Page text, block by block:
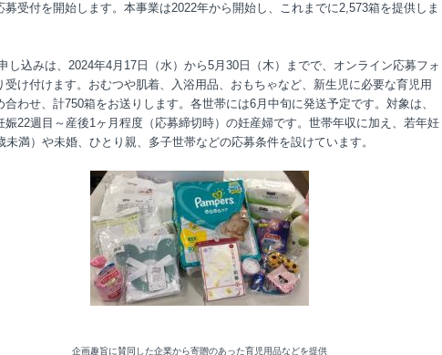
募受付を開始します。本事業は2022年から開始し、これまでに2,573箱を提供しま
し込みは、2024年4月17日（水）から5月30日（木）までで、オンライン応募フォ
受け付けます。おむつや肌着、入浴用品、おもちゃなど、新生児に必要な育児用
合わせ、計750箱をお送りします。各世帯には6月中旬に発送予定です。対象は、
娠22週目～産後1ヶ月程度（応募締切時）の妊産婦です。世帯年収に加え、若年妊
未満）や未婚、ひとり親、多子世帯などの応募条件を設けています。
企画趣旨に賛同した企業から寄贈のあった育児用品などを提供